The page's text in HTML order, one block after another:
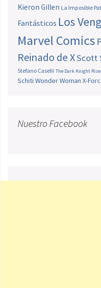
Kieron Gillen La Imposible
Fantásticos Los
Marvel Comics
Reinado de XScott
Stefano Caselli The Dark Knight
Schiti Wonder Woman X-
Nuestro Facebook